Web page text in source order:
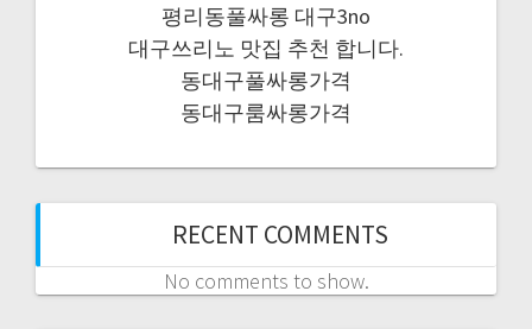
평리동풀싸롱 대구3no
대구쓰리노 맛집 추천 합니다.
동대구풀싸롱가격
동대구룸싸롱가격
RECENT COMMENTS
No comments to show.